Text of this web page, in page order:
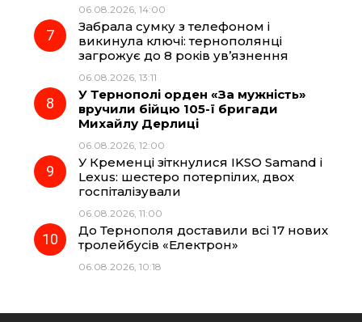
06.08.2026, 14:00
Забрала сумку з телефоном і
викинула ключі: тернополянці
загрожує до 8 років ув’язнення
06.08.2026, 13:11
У Тернополі орден «За мужність»
вручили бійцю 105-ї бригади
Михайлу Дерлиці
06.08.2026, 12:00
У Кременці зіткнулися IKSO Samand і
Lexus: шестеро потерпілих, двох
госпіталізували
06.08.2026, 11:00
До Тернополя доставили всі 17 нових
тролейбусів «Електрон»
06.08.2026, 10:18